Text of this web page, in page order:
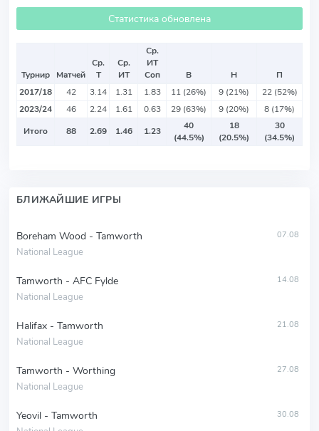
Статистика обновлена
Турнир Матчей
Ср.
Т
Ср.
ИТ
Ср.
ИТ
Соп
В Н
П
2017/18
42 3.14 1.31 1.83 11 (26%) 9 (21%)
22 (52%)
2023/24
46 2.24 1.61 0.63 29 (63%) 9 (20%)
8 (17%)
Итого
88 2.69 1.46 1.23
40
(44.5%)
18
(20.5%)
30
(34.5%)
БЛИЖАЙШИЕ ИГРЫ
Boreham Wood - Tamworth
National League
07.08
Tamworth - AFC Fylde
National League
14.08
Halifax - Tamworth
National League
21.08
Tamworth - Worthing
National League
27.08
Yeovil - Tamworth 30.08